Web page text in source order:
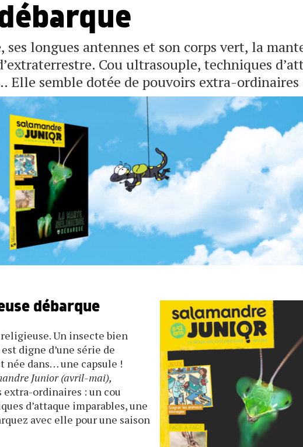
longues antennes et son corps vert, la
Cou ultrasouple, techniques
Elle semble dotée de pouvoirs extra-ordinaires
débarque
Un insecte bien
digne d’une série de
dans… une capsule !
Junior (avril-mai),
extra-ordinaires : un cou
d’attaque imparables, une
avec elle pour une saison